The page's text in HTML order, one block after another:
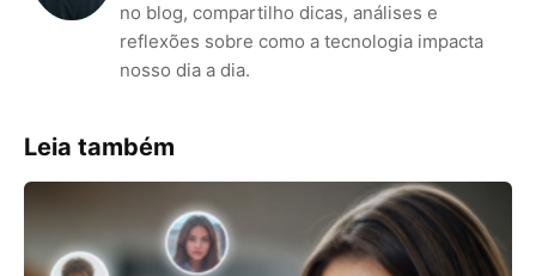
no blog, compartilho dicas, análises e
reflexões sobre como a tecnologia impacta
nosso dia a dia.
Leia também